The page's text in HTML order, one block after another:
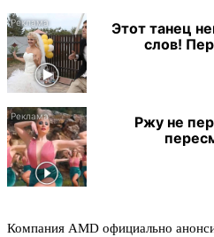
Этот танец
слов!
Ржу не
Компания AMD официально